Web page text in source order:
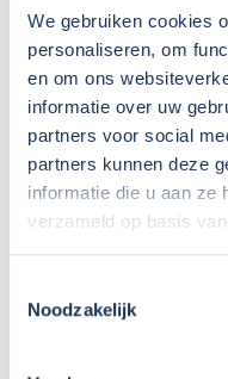
We gebruiken cookies
personaliseren, om
en om ons
informatie over uw
partners voor social
partners kunnen deze
informatie die u aan ze
verzameld op basis
Noodzakelijk
beschikbaar voor de
werken. Dat is een
daarmee voldoe je
u...
Lees verder
09